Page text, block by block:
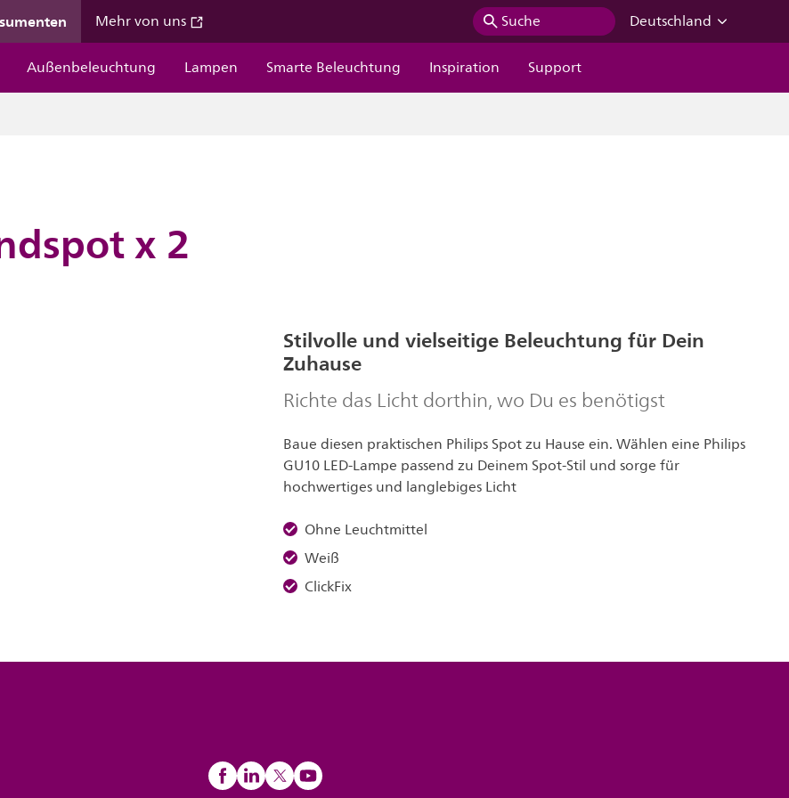
Mehr von uns Suche
Deutschland
Außenbeleuchtung Lampen Smarte Beleuchtung Inspiration Support
x 2
Stilvolle und vielseitige Beleuchtung für Dein
Zuhause
Richte das Licht dorthin, wo Du es benötigst
Baue diesen praktischen Philips Spot zu Hause ein. Wählen eine Philips
GU10 LED-Lampe passend zu Deinem Spot-Stil und sorge für
hochwertiges und langlebiges Licht
Ohne Leuchtmittel
Weiß
ClickFix